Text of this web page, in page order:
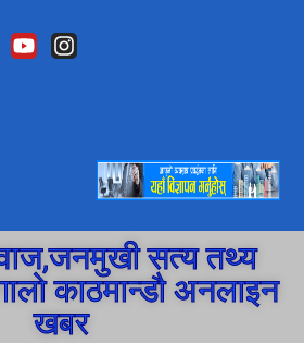
सत्य तथ्य
काठमान्डौ अनलाइन
खबर